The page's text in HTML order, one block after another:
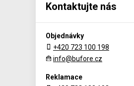
Kontaktujte nás
Objednávky
+420 723 100 198
info@bufore.cz
Reklamace